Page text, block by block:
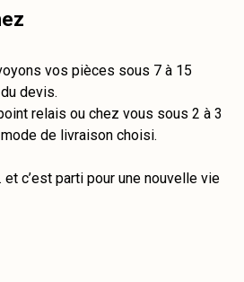
vos pièces sous 7 à 15
devis.
relais ou chez vous sous 2 à 3
de livraison choisi.
c’est parti pour une nouvelle vie